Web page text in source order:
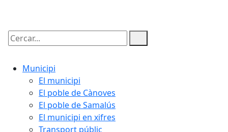
Cercar:
Municipi
El municipi
El poble de Cànoves
El poble de Samalús
El municipi en xifres
Transport públic